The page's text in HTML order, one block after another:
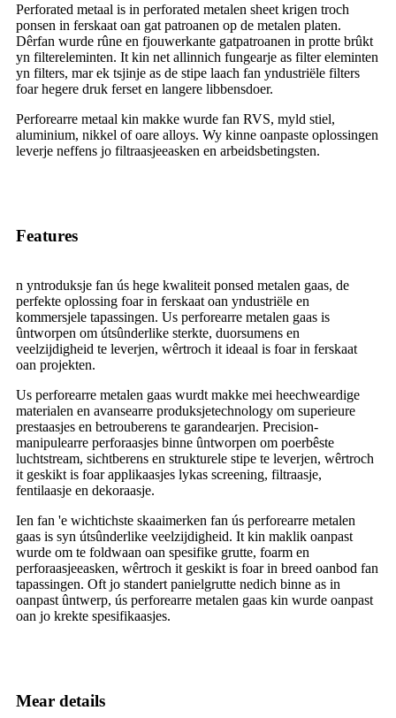
Perforated metaal is in perforated metalen sheet krigen troch
ponsen in ferskaat oan gat patroanen op de metalen platen.
Dêrfan wurde rûne en fjouwerkante gatpatroanen in protte brûkt
yn filtereleminten. It kin net allinnich fungearje as filter eleminten
yn filters, mar ek tsjinje as de stipe laach fan yndustriële filters
foar hegere druk ferset en langere libbensdoer.
Perforearre metaal kin makke wurde fan RVS, myld stiel,
aluminium, nikkel of oare alloys. Wy kinne oanpaste oplossingen
leverje neffens jo filtraasjeeasken en arbeidsbetingsten.
Features
n yntroduksje fan ús hege kwaliteit ponsed metalen gaas, de
perfekte oplossing foar in ferskaat oan yndustriële en
kommersjele tapassingen. Us perforearre metalen gaas is
ûntworpen om útsûnderlike sterkte, duorsumens en
veelzijdigheid te leverjen, wêrtroch it ideaal is foar in ferskaat
oan projekten.
Us perforearre metalen gaas wurdt makke mei heechweardige
materialen en avansearre produksjetechnology om superieure
prestaasjes en betrouberens te garandearjen. Precision-
manipulearre perforaasjes binne ûntworpen om poerbêste
luchtstream, sichtberens en strukturele stipe te leverjen, wêrtroch
it geskikt is foar applikaasjes lykas screening, filtraasje,
fentilaasje en dekoraasje.
Ien fan 'e wichtichste skaaimerken fan ús perforearre metalen
gaas is syn útsûnderlike veelzijdigheid. It kin maklik oanpast
wurde om te foldwaan oan spesifike grutte, foarm en
perforaasjeeasken, wêrtroch it geskikt is foar in breed oanbod fan
tapassingen. Oft jo standert panielgrutte nedich binne as in
oanpast ûntwerp, ús perforearre metalen gaas kin wurde oanpast
oan jo krekte spesifikaasjes.
Mear details